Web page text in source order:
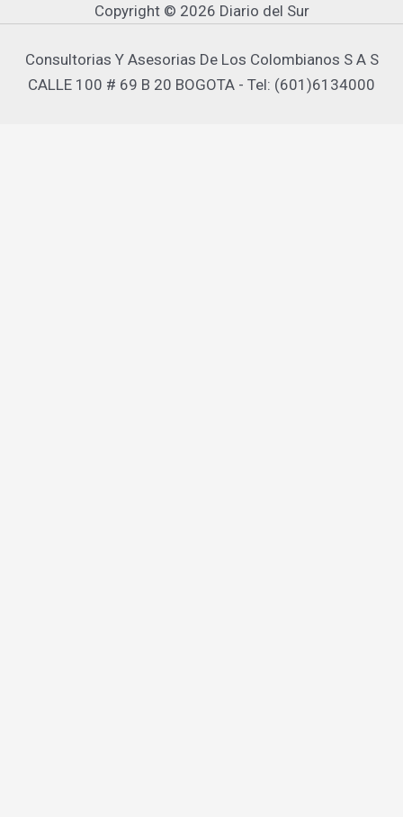
Copyright © 2026 Diario del Sur
Consultorias Y Asesorias De Los Colombianos S A S
CALLE 100 # 69 B 20 BOGOTA - Tel: (601)6134000